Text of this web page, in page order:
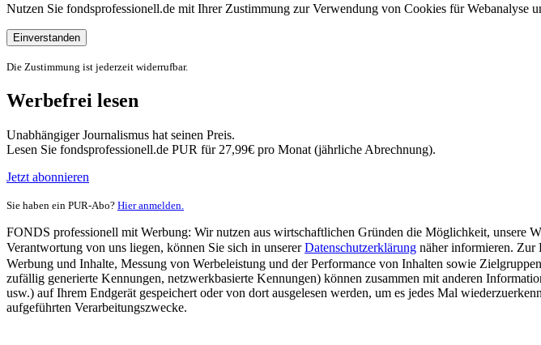
Nutzen Sie fondsprofessionell.de mit Ihrer Zustimmung zur Verwendung von Cookies für Webanalyse
Einverstanden
Die Zustimmung ist jederzeit widerrufbar.
Werbefrei lesen
Unabhängiger Journalismus hat seinen Preis.
Lesen Sie fondsprofessionell.de PUR für 27,99€ pro Monat (jährliche Abrechnung).
Jetzt abonnieren
Sie haben ein PUR-Abo? Hier anmelden.
FONDS professionell mit Werbung: Wir nutzen aus wirtschaftlichen Gründen die Möglichkeit, unsere
Verantwortung von uns liegen, können Sie sich in unsererDatenschutzerklärung näher informieren. Zur
Werbung und Inhalte, Messung von Werbeleistung und der Performance von Inhalten sowie
zufällig generierte Kennungen, netzwerkbasierte Kennungen) können zusammen mit anderen
usw.) auf Ihrem Endgerät gespeichert oder von dort ausgelesen werden, um es jedes Mal
aufgeführten Verarbeitungszwecke.